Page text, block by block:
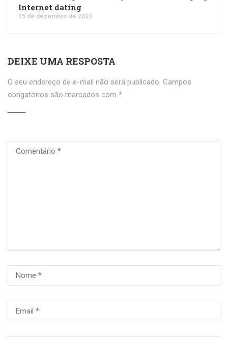
Internet dating
15 de dezembro de 2023
DEIXE UMA RESPOSTA
O seu endereço de e-mail não será publicado. Campos
obrigatórios são marcados com *